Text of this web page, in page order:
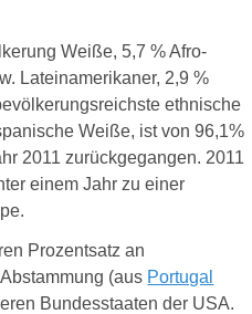
Weiße, 5,7 % Afro-
Lateinamerikaner, 2,9 %
ethnische
Weiße, ist von 96,1%
2011 zurückgegangen. 2011
einem Jahr zu einer
Prozentsatz an
(aus Portugal
Bundesstaaten der USA.